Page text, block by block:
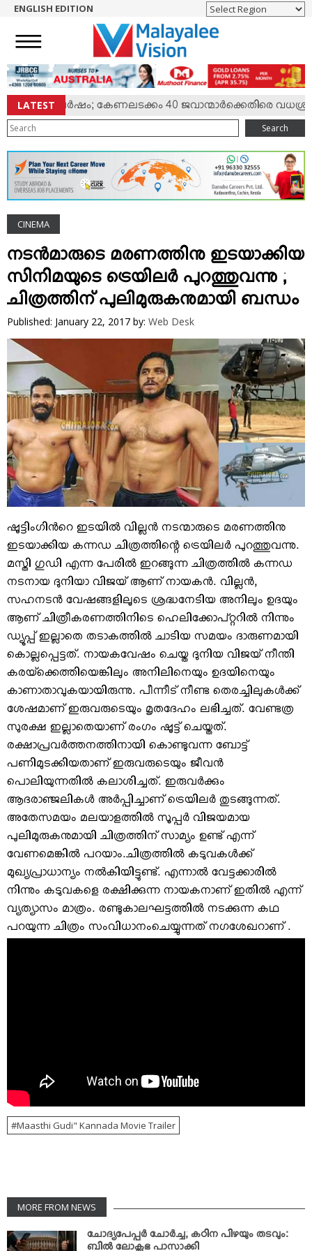
NEWS
ENGLISH
NRI
ENTERTAINMENT
MV SPECIAL
SPORTS
LIFESTYLE
TECH & AUTO
SOCIAL SPHERE
EDITORIAL
ARTS & LITERATURE
MAGAZINE
VIDEOS
YOUR SAY
COOKERY
KARSHAKAN
TOURS & TRAVEL
GREETINGS
CLASSIFIEDS
OBITUARY
ENGLISH EDITION
LATEST
സംഘര്‍ഷം; കേണലടക്കം 40 ജവാന്മാര്‍ക്കെതിരെ
Search
CINEMA
നടന്‍മാരുടെ മരണത്തിനു ഇടയാക്കിയ
സിനിമയുടെ ട്രെയിലര്‍ പുറത്തുവന്നു ;
ചിത്രത്തിന് പുലിമുരുകനുമായി ബന്ധം
Published: January 22, 2017 by: Web Desk
ഷൂട്ടിംഗിന്‍റെ ഇടയില്‍ വില്ലന്‍ നടന്മാരുടെ മരണത്തിനു
ഇടയാക്കിയ കന്നഡ ചിത്രത്തിന്റെ ട്രെയിലര്‍ പുറത്തുവന്നു.
മസ്തി ഗുഡി എന്ന പേരില്‍ ഇറങ്ങുന്ന ചിത്രത്തില്‍ കന്നഡ
നടനായ ദുനിയാ വിജയ്‌ ആണ് നായകന്‍. വില്ലന്‍,
സഹനടന്‍ വേഷങ്ങളിലൂടെ ശ്രദ്ധനേടിയ അനിലും ഉദയും
ആണ് ചിത്രീകരണത്തിനിടെ ഹെലിക്കോപ്റ്ററില്‍ നിന്നും
ഡ്യൂപ്പ് ഇല്ലാതെ തടാകത്തില്‍ ചാടിയ സമയം ദാരുണമായി
കൊല്ലപ്പെട്ടത്. നായകവേഷം ചെയ്ത ദുനിയ വിജയ് നീന്തി
കരയ്‌ക്കെത്തിയെങ്കിലും അനിലിനെയും ഉദയിനെയും
കാണാതാവുകയായിരുന്നു. പീന്നീട് നീണ്ട തെരച്ചിലുകള്‍ക്ക്
ശേഷമാണ് ഇരുവരുടെയും മൃതദേഹം ലഭിച്ചത്. വേണ്ടത്ര
സുരക്ഷ ഇല്ലാതെയാണ് രംഗം ഷൂട്ട്‌ ചെയ്തത്.
രക്ഷാപ്രവര്‍ത്തനത്തിനായി കൊണ്ടുവന്ന ബോട്ട്
പണിമുടക്കിയതാണ് ഇരുവരുടെയും ജീവന്‍
പൊലിയുന്നതില്‍ കലാശിച്ചത്. ഇരുവര്‍ക്കും
ആദരാഞ്ജലികള്‍ അര്‍പ്പിച്ചാണ് ട്രെയിലര്‍ തുടങ്ങുന്നത്.
അതേസമയം മലയാളത്തില്‍ സൂപ്പര്‍ വിജയമായ
പുലിമുരുകനുമായി ചിത്രത്തിന് സാമ്യം ഉണ്ട് എന്ന്
വേണമെങ്കില്‍ പറയാം.ചിത്രത്തില്‍ കടുവകള്‍ക്ക്
മുഖ്യപ്രാധാന്യം നല്‍കിയിട്ടുണ്ട്. എന്നാല്‍ വേട്ടക്കാരില്‍
നിന്നും കടുവകളെ രക്ഷിക്കുന്ന നായകനാണ് ഇതില്‍ എന്ന്
വ്യത്യാസം മാത്രം. രണ്ടുകാലഘട്ടത്തില്‍ നടക്കുന്ന കഥ
പറയുന്ന ചിത്രം സംവിധാനംചെയ്യുന്നത് നഗശേഖറാണ് .
Maasthi Gudi" Kannada Movie Trailer
MORE FROM NEWS
ചോദ്യപേപ്പര്‍ ചോര്‍ച്ച; കഠിന പിഴയും തടവും: